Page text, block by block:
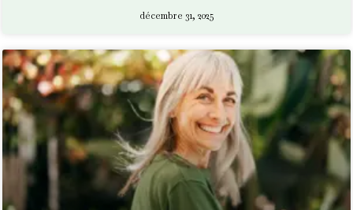
décembre 31, 2025